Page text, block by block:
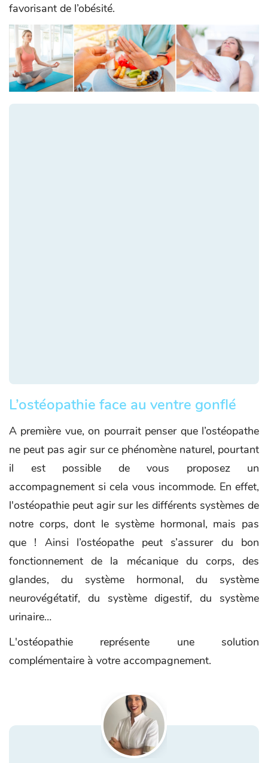
favorisant de l’obésité.
L’ostéopathie face au ventre gonflé
A première vue, on pourrait penser que l’ostéopathe
ne peut pas agir sur ce phénomène naturel, pourtant
il est possible de vous proposez un
accompagnement si cela vous incommode. En effet,
l'ostéopathie peut agir sur les différents systèmes de
notre corps, dont le système hormonal, mais pas
que ! Ainsi l’ostéopathe peut s’assurer du bon
fonctionnement de la mécanique du corps, des
glandes, du système hormonal, du système
neurovégétatif, du système digestif, du système
urinaire…
L'ostéopathie représente une solution
complémentaire à votre accompagnement.